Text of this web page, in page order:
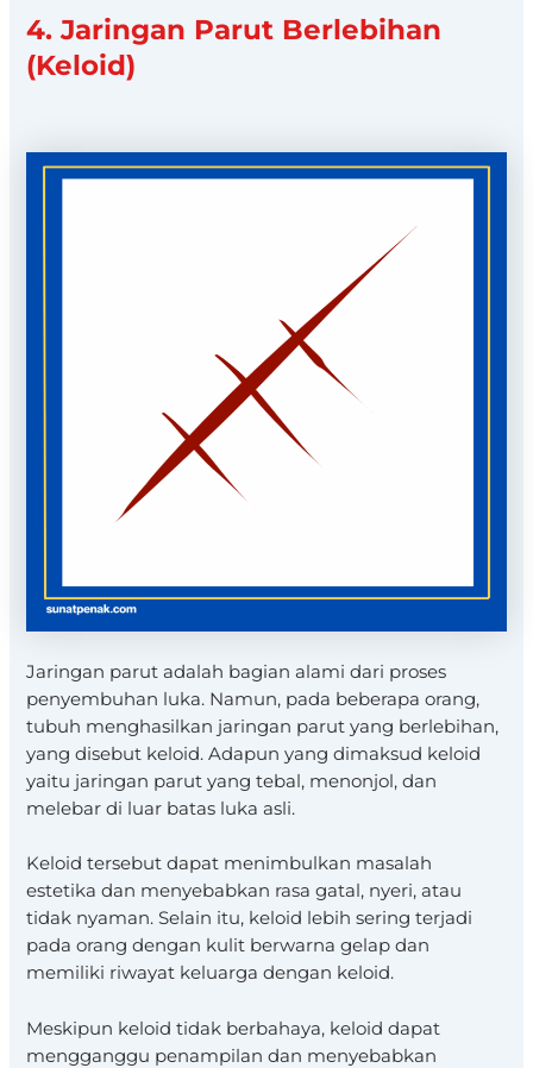
4. Jaringan Parut Berlebihan
(Keloid)
Jaringan parut adalah bagian alami dari proses
penyembuhan luka. Namun, pada beberapa orang,
tubuh menghasilkan jaringan parut yang berlebihan,
yang disebut keloid. Adapun yang dimaksud keloid
yaitu jaringan parut yang tebal, menonjol, dan
melebar di luar batas luka asli.
Keloid tersebut dapat menimbulkan masalah
estetika dan menyebabkan rasa gatal, nyeri, atau
tidak nyaman. Selain itu, keloid lebih sering terjadi
pada orang dengan kulit berwarna gelap dan
memiliki riwayat keluarga dengan keloid.
Meskipun keloid tidak berbahaya, keloid dapat
mengganggu penampilan dan menyebabkan